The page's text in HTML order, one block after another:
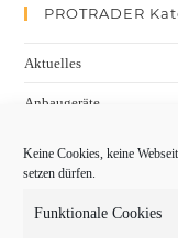
Keine Cookies, keine
setzen dürfen.
Funktionale Cookies
PROTRADER
Aktuelles
Anbaugeräte
Baumaschinen
Fachmessen